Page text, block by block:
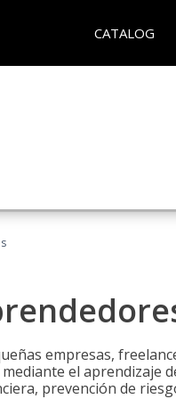
CATALOG
empresas,
el aprendizaje
prevención de